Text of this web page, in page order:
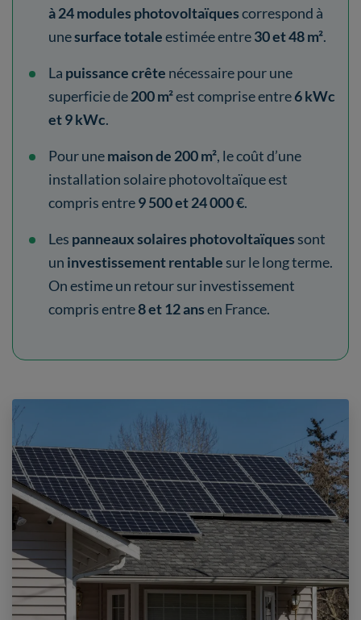
à 24 modules photovoltaïquescorrespond à
unesurface totaleestimée entre30 et 48 m².
La puissance crête nécessaire pour une
superficie de200 m²est comprise entre6 kWc
et 9 kWc.
Pour unemaison de 200 m², le coût d’une
installation solaire photovoltaïque est
compris entre9500 et 24 000 €.
Les panneaux solaires photovoltaïques sont
un investissement rentable sur le long terme.
On estime un retour sur investissement
compris entre8 et 12 ansen France.